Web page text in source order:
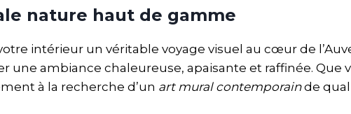
nature haut de gamme
intérieur un véritable voyage visuel au cœur de
ambiance chaleureuse, apaisante et raffinée. Que
à la recherche d’un art mural contemporainde